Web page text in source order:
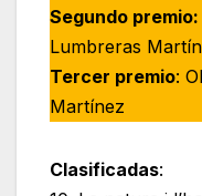
Segundo premio:
Lumbreras
Tercer premio:
Martínez
Clasificadas: